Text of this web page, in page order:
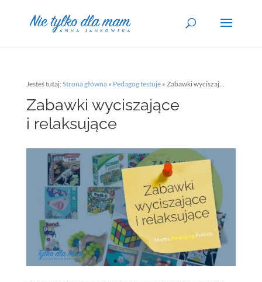
Jesteś tutaj: Strona główna» Pedagog testuje» Zabawki wyciszające i relaksujące
Zabawki wyciszające
i relaksujące